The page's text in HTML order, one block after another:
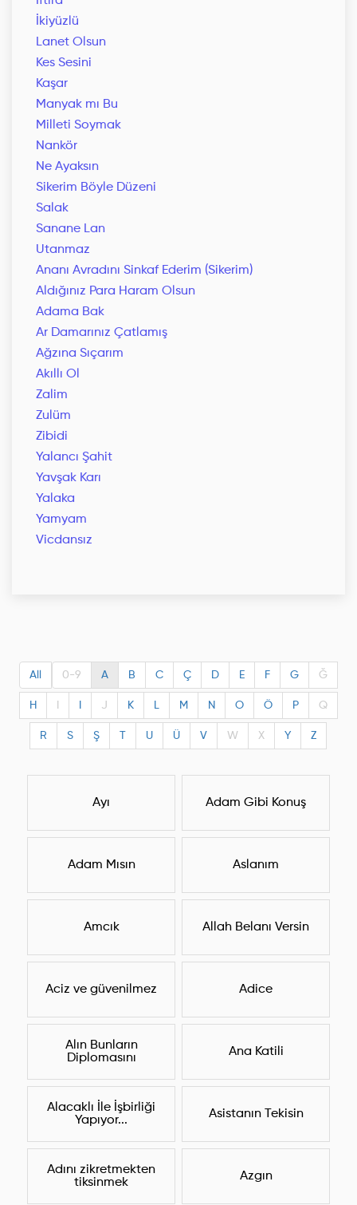
İkiyüzlü
Lanet Olsun
Kes Sesini
Kaşar
Manyak mı Bu
Milleti Soymak
Nankör
Ne Ayaksın
Sikerim Böyle Düzeni
Salak
Sanane Lan
Utanmaz
Ananı Avradını Sinkaf Ederim (Sikerim)
Aldığınız Para Haram Olsun
Adama Bak
Ar Damarınız Çatlamış
Ağzına Sıçarım
Akıllı Ol
Zalim
Zulüm
Zibidi
Yalancı Şahit
Yavşak Karı
Yalaka
Yamyam
Vicdansız
All 0-9 A B C Ç D E F G Ğ
H J K L M N O Ö P Q
R S Ş U Ü V W X Y Z
Ayı Adam Gibi Konuş
Adam Mısın Aslanım
Amcık Allah Belanı Versin
Aciz ve güvenilmez Adice
Alın Bunların
Diplomasını
Ana Katili
Alacaklı İle İşbirliği
Yapıyor...
Asistanın Tekisin
Adını zikretmekten
tiksinmek
Azgın